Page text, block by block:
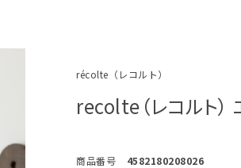
récolte（レコルト）
recolte（レコルト）
商品番号 4582180208026